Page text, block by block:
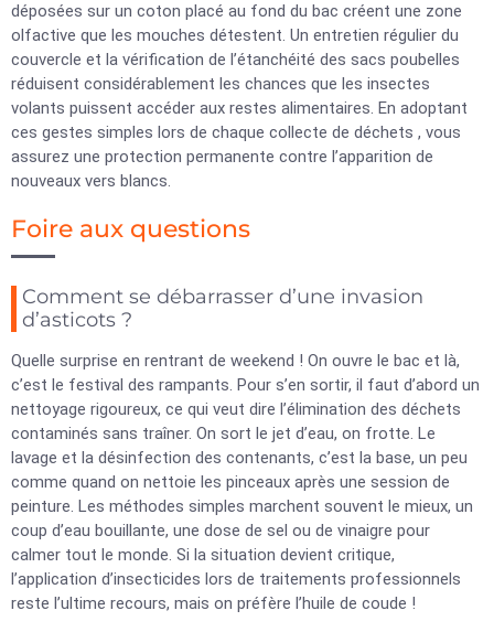
déposées sur un coton placé au fond du bac créent une zone
olfactive que les mouches détestent. Un entretien régulier du
couvercle et la vérification de l’étanchéité des sacs poubelles
réduisent considérablement les chances que les insectes
volants puissent accéder aux restes alimentaires. En adoptant
ces gestes simples lors de chaque collecte de déchets , vous
assurez une protection permanente contre l’apparition de
nouveaux vers blancs.
Foire aux questions
Comment se débarrasser d’une invasion
d’asticots ?
Quelle surprise en rentrant de weekend ! On ouvre le bac et là,
c’est le festival des rampants. Pour s’en sortir, il faut d’abord un
nettoyage rigoureux, ce qui veut dire l’élimination des déchets
contaminés sans traîner. On sort le jet d’eau, on frotte. Le
lavage et la désinfection des contenants, c’est la base, un peu
comme quand on nettoie les pinceaux après une session de
peinture. Les méthodes simples marchent souvent le mieux, un
coup d’eau bouillante, une dose de sel ou de vinaigre pour
calmer tout le monde. Si la situation devient critique,
l’application d’insecticides lors de traitements professionnels
reste l’ultime recours, mais on préfère l’huile de coude !